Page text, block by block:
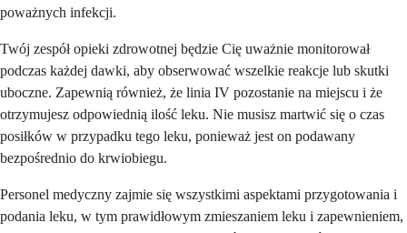
poważnych infekcji.
Twój zespół opieki zdrowotnej będzie Cię uważnie monitorował
podczas każdej dawki, aby obserwować wszelkie reakcje lub skutki
uboczne. Zapewnią również, że linia IV pozostanie na miejscu i że
otrzymujesz odpowiednią ilość leku. Nie musisz martwić się o czas
posiłków w przypadku tego leku, ponieważ jest on podawany
bezpośrednio do krwiobiegu.
Personel medyczny zajmie się wszystkimi aspektami przygotowania i
podania leku, w tym prawidłowym zmieszaniem leku i zapewnieniem,